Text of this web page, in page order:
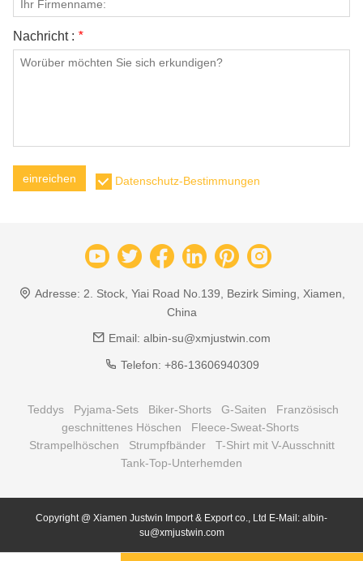
Nachricht : *
einreichen Datenschutz-Bestimmungen
Adresse: 2. Stock, Yiai Road No.139, Bezirk Siming, Xiamen,
China
Email: albin-su@xmjustwin.com
Telefon: +86-13606940309
Teddys Pyjama-Sets Biker-Shorts G-Saiten
Französisch
geschnittenes Höschen
Fleece-Sweat-Shorts
Strampelhöschen
Strumpfbänder
T-Shirt mit V-Ausschnitt
Tank-Top-Unterhemden
Copyright @ Xiamen Justwin Import & Export co., Ltd E-Mail: albin-
su@xmjustwin.com